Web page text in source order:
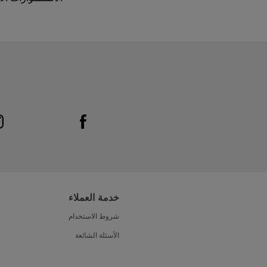
Visit us on Facebook
Link Opens in New Tab
خدمة العملاء
شروط الاستخدام
الأسئلة الشائعة